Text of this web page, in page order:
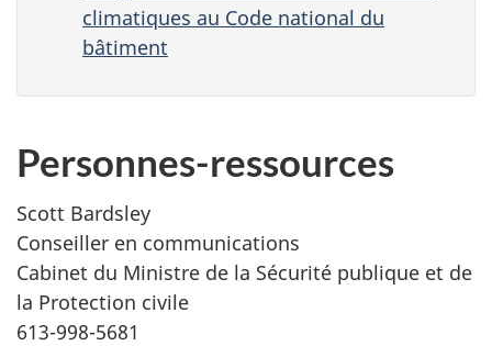
climatiques au Code national du
bâtiment
Personnes-ressources
Scott Bardsley
Conseiller en communications
Cabinet du Ministre de la Sécurité publique et de
la Protection civile
613-998-5681